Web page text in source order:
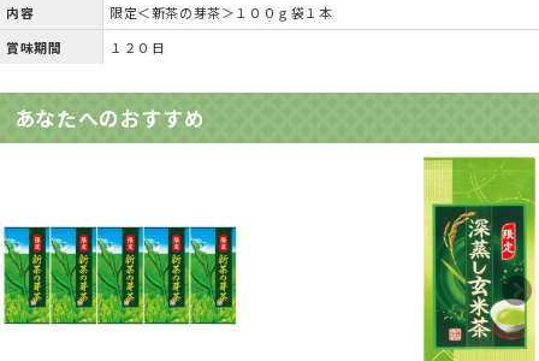
内容
限定＜新茶の芽茶＞１００ｇ袋１本
賞味期間
１２０日
あなたへのおすすめ